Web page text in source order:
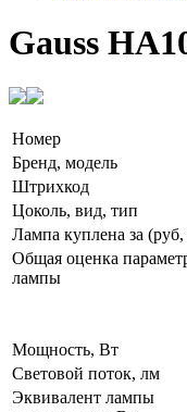
Gauss
Номер
Бренд, модель
Штрихкод
Цоколь, вид, тип
Лампа куплена за (руб,
Общая оценка
лампы
Мощность, Вт
Световой поток, лм
Эквивалент лампы